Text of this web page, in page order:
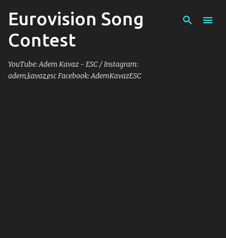
Skip to main content
Eurovision Song
Contest
YouTube: Adem Kavaz - ESC / Instagram:
adem_kavaz_esc Facebook: AdemKavazESC